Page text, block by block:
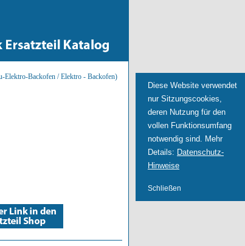
Diese Website verwendet
nur Sitzungscookies,
deren Nutzung für den
vollen Funktionsumfang
notwendig sind. Mehr
Details: Datenschutz-
Hinweise
Schließen
Elektro-Backofen / Elektro - Backofen)